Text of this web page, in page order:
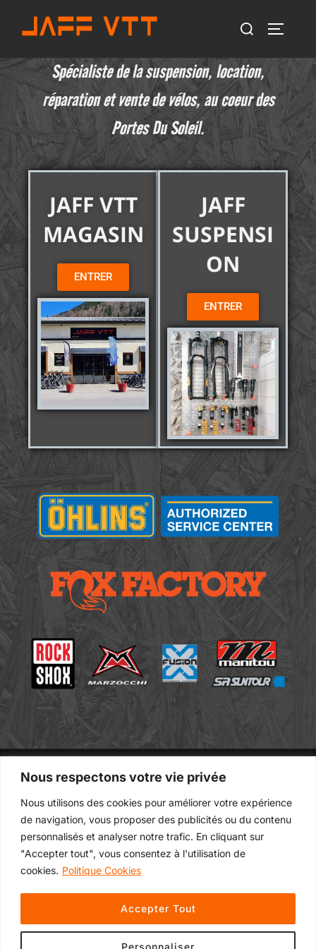
Nous respectons votre vie privée
Nous utilisons des cookies pour améliorer votre expérience
de navigation, vous proposer des publicités ou du contenu
personnalisés et analyser notre trafic. En cliquant sur
"Accepter tout", vous consentez à l'utilisation de
cookies. Politique Cookies
Personnaliser
Accepter Tout
Spécialiste de la suspension, location,
réparation et vente de vélos, au coeur des
Portes Du Soleil.
JAFF VTT
MAGASIN
ENTRER
JAFF
SUSPENSI
ON
ENTRER
Contact
Contrat de Location